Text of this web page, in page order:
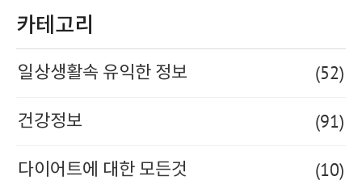
카테고리
일상생활속 유익한 정보 (52)
건강정보 (91)
다이어트에 대한 모든것 (10)